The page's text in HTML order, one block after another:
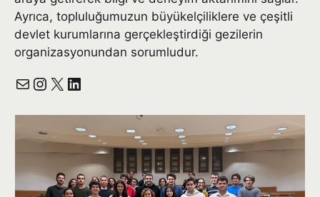
Ayrıca, topluluğumuzun büyükelçiliklere ve çeşitli
devlet kurumlarına gerçekleştirdiği gezilerin
organizasyonundan sorumludur.